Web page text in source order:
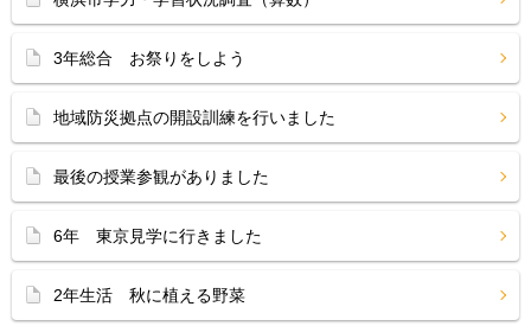
3年総合 お祭りをしよう
地域防災拠点の開設訓練を行いました
最後の授業参観がありました
6年 東京見学に行きました
2年生活 秋に植える野菜